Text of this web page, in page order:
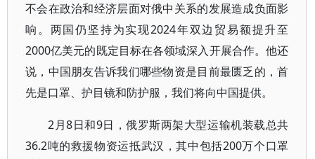
不会在政治和经济层面对俄中关系的发展造成负面影
响。两国仍坚持为实现2024年双边贸易额提升至
2000亿美元的既定目标在各领域深入开展合作。他还
说，中国朋友告诉我们哪些物资是目前最匮乏的，首
先是口罩、护目镜和防护服，我们将向中国提供。
2月8日和9日，俄罗斯两架大型运输机装载总共
36.2吨的救援物资运抵武汉，其中包括200万个口罩